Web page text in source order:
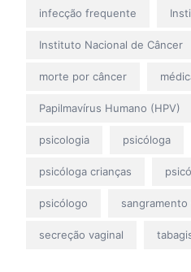
infecção frequente
Instituto Nacional de Câncer
morte por câncer
Papilmavírus Humano (HPV)
psicologia psicóloga
psicóloga crianças
psicólogo sangramento
secreção vaginal